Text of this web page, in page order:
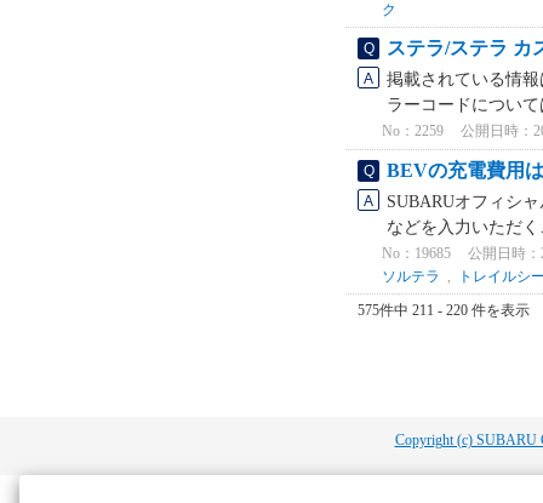
ク
ステラ/ステラ カ
掲載されている情
ラーコードについ
No：2259 公開日時：
BEVの充電費用
SUBARUオフィシ
などを入力いただ
No：19685
公開日時：
ソルテラ
,
トレイルシ
575件中 211 - 220 件を表示
Copyright (c) SUBARU